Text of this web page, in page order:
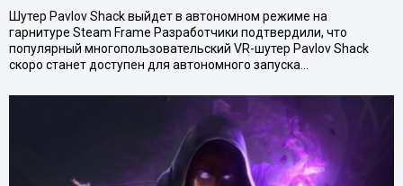
Шутер Pavlov Shack выйдет в автономном режиме на
гарнитуре Steam Frame Разработчики подтвердили, что
популярный многопользовательский VR-шутер Pavlov Shack
скоро станет доступен для автономного запуска…